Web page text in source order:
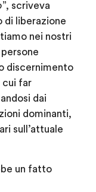
”, scriveva
di liberazione
nei nostri
discernimento
cui far
dai
dominanti,
sull’attuale
un fatto